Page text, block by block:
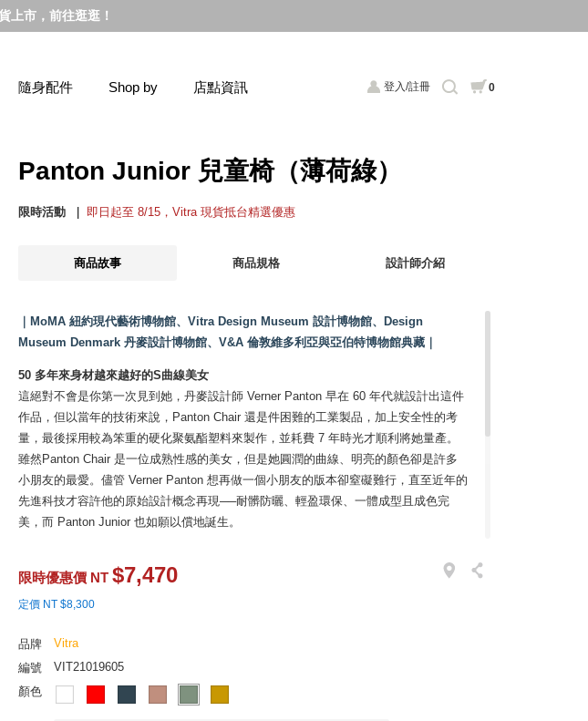
上市，前往逛逛！
登入/註冊 0
隨身配件 Shop by 店點資訊
Panton Junior 兒童椅（薄荷綠）
限時活動 即日起至 8/15，Vitra 現貨抵台精選優惠
商品故事 商品規格 設計師介紹
｜MoMA 紐約現代藝術博物館、Vitra Design Museum 設計博物館、Design
Museum Denmark 丹麥設計博物館、V&A 倫敦維多利亞與亞伯特博物館典藏｜
50 多年來身材越來越好的S曲線美女
這絕對不會是你第一次見到她，丹麥設計師 Verner Panton 早在 60 年代就設計出這件
作品，但以當年的技術來說，Panton Chair 還是件困難的工業製品，加上安全性的考
量，最後採用較為笨重的硬化聚氨酯塑料來製作，並耗費 7 年時光才順利將她量產。
雖然Panton Chair 是一位成熟性感的美女，但是她圓潤的曲線、明亮的顏色卻是許多
小朋友的最愛。儘管 Verner Panton 想再做一個小朋友的版本卻窒礙難行，直至近年的
先進科技才容許他的原始設計概念再現──耐髒防曬、輕盈環保、一體成型且成色完
美，而 Panton Junior 也如願以償地誕生。
工業設計師大都喜歡用安全色調，因為對他們而言，材質和功能才是最容易表達設計
理念的語彙，色彩的選擇反而是一個高風險的裝飾行為，所以許多名家找上時尚品牌
知這個不能說的秘密，於是直接找來荷蘭的女性設計師 Hella Jongerius 創立了 Vitra
色彩研究所，試圖打破這個僵局。Hella 除了自己擁有許多知名的作品之外，還負起為
Vitra 旗下所有的大師經典穿上新衣的任務，我們現在看到的 Panton Chair，就是她為
這一系列再創高峰的開始。
限時優惠價 NT $7,470
定價 NT $8,300
品牌
Vitra
編號
VIT21019605
顏色